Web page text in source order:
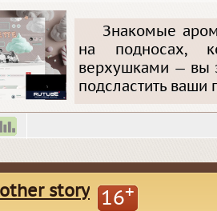
Знакомые
на подносах,
верхушками — вы
подсластить ваши
story 16+